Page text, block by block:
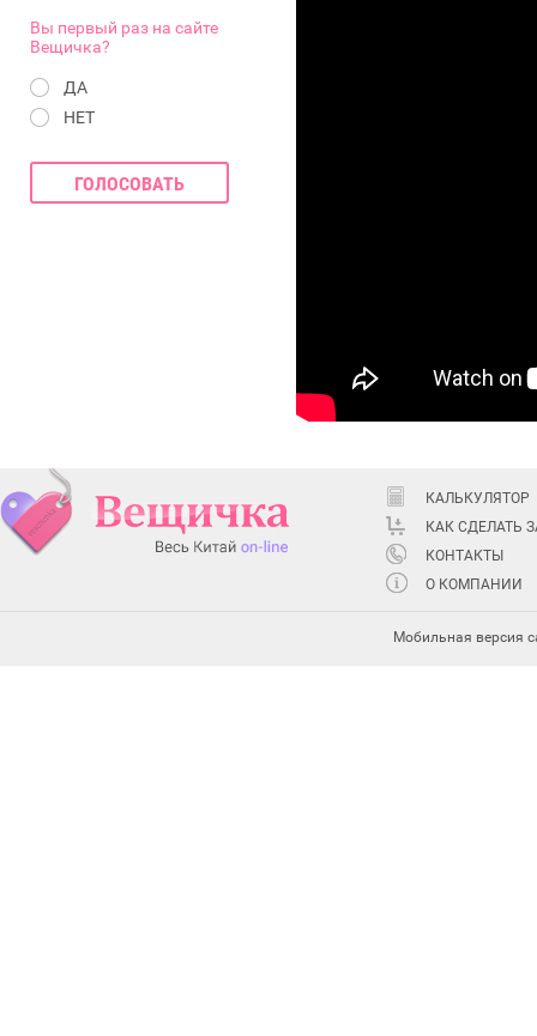
Вы первый раз на сайте
Вещичка?
ДА
НЕТ
КАЛЬКУЛЯТОР
КАК СДЕЛАТЬ
КОНТАКТЫ
О КОМПАНИИ
Мобильная версия